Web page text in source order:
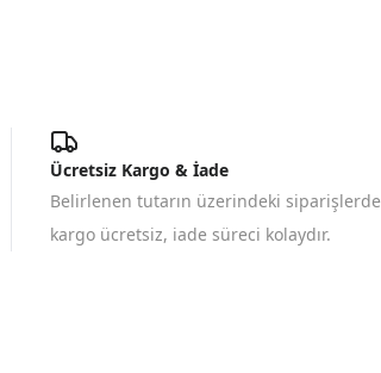
Ücretsiz Kargo & İade
Belirlenen tutarın üzerindeki siparişlerde
kargo ücretsiz, iade süreci kolaydır.